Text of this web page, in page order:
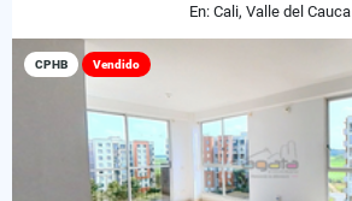
En: Cali, Valle del Cauca
CPHB Vendido